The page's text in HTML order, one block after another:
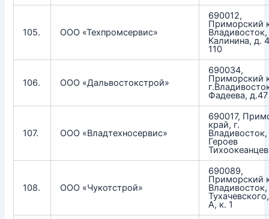
105. ООО «Техпромсервис»
690012,
Приморский
Владивосток,
Калинина, д.
110
106. ООО «Дальвостокстрой»
690034,
Приморский
Фадеева, д.47
107. ООО «Владтехносервис»
690017,
край, г.
Владивосток,
Героев
108. ООО «Чукотстрой»
690089,
Приморский
Владивосток,
А, к. 1